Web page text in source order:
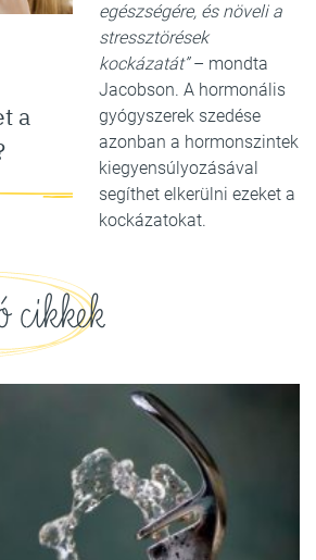
a
egészségére, és növeli a
stressztörések
kockázatát”– mondta
Jacobson. A hormonális
gyógyszerek szedése
azonban a hormonszintek
kiegyensúlyozásával
segíthet elkerülni ezeket a
kockázatokat.
cikkek